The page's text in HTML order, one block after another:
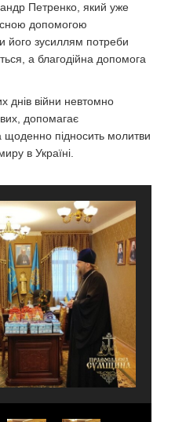
Петренко, який уже
допомогою
його зусиллям потреби
а благодійна допомога
днів війни невтомно
допомагає
щоденно підносить молитви
в Україні.